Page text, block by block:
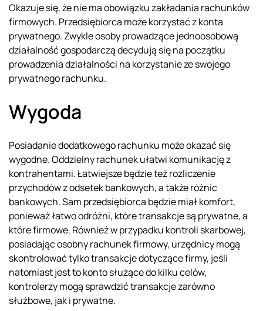
Okazuje się, że nie ma obowiązku zakładania rachunków
firmowych. Przedsiębiorca może korzystać z konta
prywatnego. Zwykle osoby prowadzące jednoosobową
działalność gospodarczą decydują się na początku
prowadzenia działalności na korzystanie ze swojego
prywatnego rachunku.
Wygoda
Posiadanie dodatkowego rachunku może okazać się
wygodne. Oddzielny rachunek ułatwi komunikację z
kontrahentami. Łatwiejsze będzie też rozliczenie
przychodów z odsetek bankowych, a także różnic
bankowych. Sam przedsiębiorca będzie miał komfort,
ponieważ łatwo odróżni, które transakcje są prywatne, a
które firmowe. Również w przypadku kontroli skarbowej,
posiadając osobny rachunek firmowy, urzędnicy mogą
skontrolować tylko transakcje dotyczące firmy, jeśli
natomiast jest to konto służące do kilku celów,
kontrolerzy mogą sprawdzić transakcje zarówno
służbowe, jak i prywatne.